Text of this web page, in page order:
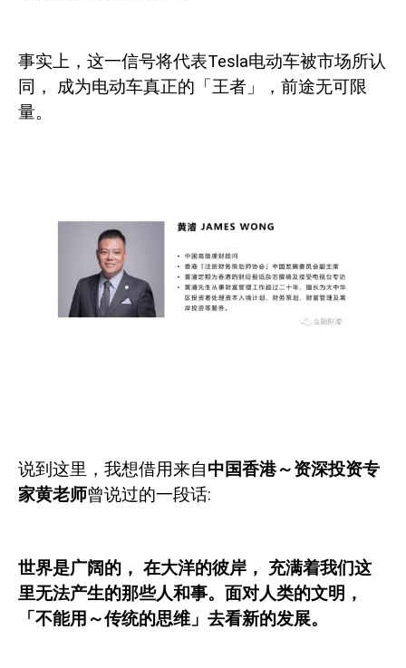
事实上，这一信号将代表Tesla电动车被市场所认
同，
成为电动车真正的「王者」，前途无可限
量。
说到这里，我想借用来自中国香港～资深投资专
家黄老师曾说过的一段话:
世界是广阔的， 在大洋的彼岸， 充满着我们这
里无法产生的那些人和事。面对人类的文明，
「不能用～传统的思维」去看新的发展。